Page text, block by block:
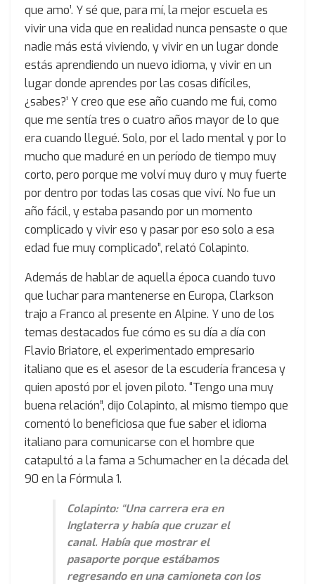
que amo’. Y sé que, para mí, la mejor escuela es
vivir una vida que en realidad nunca pensaste o que
nadie más está viviendo, y vivir en un lugar donde
estás aprendiendo un nuevo idioma, y vivir en un
lugar donde aprendes por las cosas difíciles,
¿sabes?’ Y creo que ese año cuando me fui, como
que me sentía tres o cuatro años mayor de lo que
era cuando llegué. Solo, por el lado mental y por lo
mucho que maduré en un período de tiempo muy
corto, pero porque me volví muy duro y muy fuerte
por dentro por todas las cosas que viví. No fue un
año fácil, y estaba pasando por un momento
complicado y vivir eso y pasar por eso solo a esa
edad fue muy complicado”, relató Colapinto.
Además de hablar de aquella época cuando tuvo
que luchar para mantenerse en Europa, Clarkson
trajo a Franco al presente en Alpine. Y uno de los
temas destacados fue cómo es su día a día con
Flavio Briatore, el experimentado empresario
italiano que es el asesor de la escudería francesa y
quien apostó por el joven piloto. “Tengo una muy
buena relación”, dijo Colapinto, al mismo tiempo que
comentó lo beneficiosa que fue saber el idioma
italiano para comunicarse con el hombre que
catapultó a la fama a Schumacher en la década del
90 en la Fórmula 1.
Colapinto: “Una carrera era en
Inglaterra y había que cruzar el
canal. Había que mostrar el
pasaporte porque estábamos
regresando en una camioneta con los